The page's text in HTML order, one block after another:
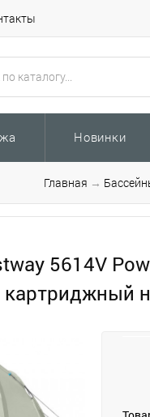
Новинки
Главная →
5614V
картриджный